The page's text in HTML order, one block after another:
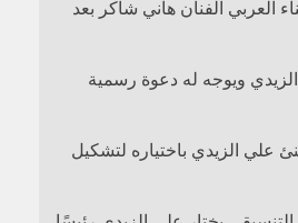
العربي الفنان هاني شاكر بعد
ويوجه له دعوة رسمية
علي الزيدي باختياره لتشكيل